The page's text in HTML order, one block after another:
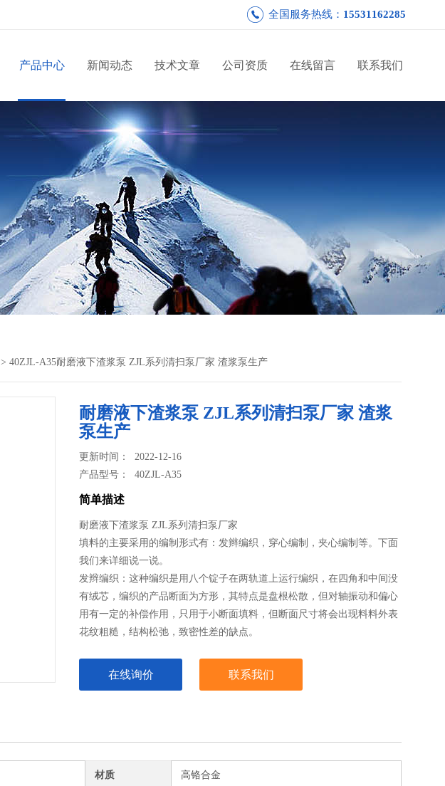
全国服务热线： 15531162285
产品中心 新闻动态 技术文章 公司资质 在线留言 联系我们
> 40ZJL-A35耐磨液下渣浆泵 ZJL系列清扫泵厂家 渣浆泵生产
耐磨液下渣浆泵 ZJL系列清扫泵厂家 渣浆
泵生产
更新时间： 2022-12-16
产品型号：40ZJL-A35
简单描述
耐磨液下渣浆泵 ZJL系列清扫泵厂家
填料的主要采用的编制形式有：发辫编织，穿心编制，夹心编制等。下面
我们来详细说一说。
发辫编织：这种编织是用八个锭子在两轨道上运行编织，在四角和中间没
有绒芯，编织的产品断面为方形，其特点是盘根松散，但对轴振动和偏心
用有一定的补偿作用，只用于小断面填料，但断面尺寸将会出现料料外表
花纹粗糙，结构松弛，致密性差的缺点。
在线询价 联系我们
材质 高铬合金